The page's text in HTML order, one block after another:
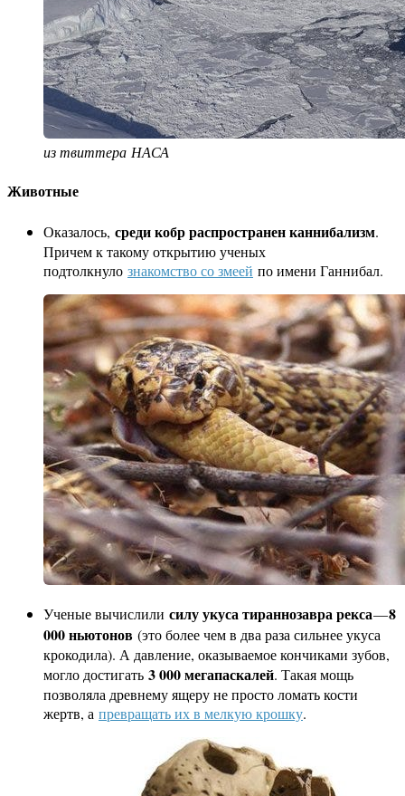
из твиттера НАСА
Животные
Оказалось, среди кобр распространен каннибализм.
Причем к такому открытию ученых
подтолкнуло знакомство со змеей по имени Ганнибал.
Ученые вычислили силу укуса тираннозавра рекса—8
000 ньютонов (это более чем в два раза сильнее укуса
крокодила). А давление, оказываемое кончиками зубов,
могло достигать 3 000 мегапаскалей. Такая мощь
позволяла древнему ящеру не просто ломать кости
жертв, а превращать их в мелкую крошку.